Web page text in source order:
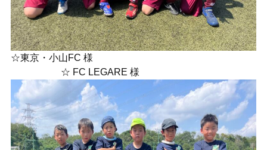
☆東京・小山FC 様
☆ FC LEGARE 様